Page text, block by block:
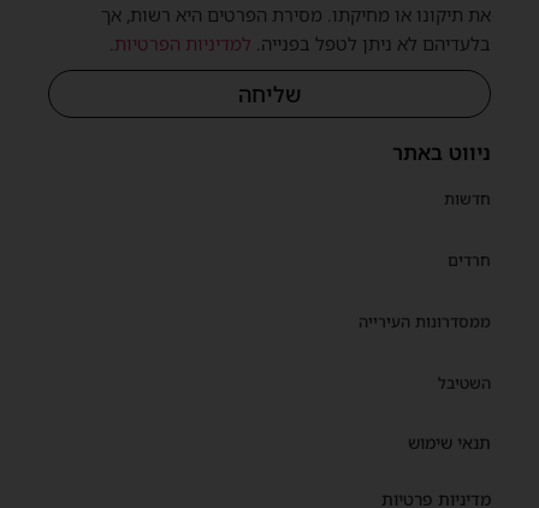
ניווט באתר
חדשות
חרדים
ממסדרונות העירייה
השטיבל
תנאי שימוש
מדיניות פרטיות
את תיקונו או מחיקתו. מסירת הפרטים היא רשות, אך
בלעדיהם לא ניתן לטפל בפנייה. למדיניות הפרטיות
שליחה